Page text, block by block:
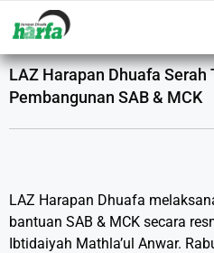
LAZ Harapan Dhuafa Serah
Pembangunan SAB & MCK
LAZ Harapan Dhuafa
bantuan SAB & MCK secara
Ibtidaiyah Mathla’ul Anwar.